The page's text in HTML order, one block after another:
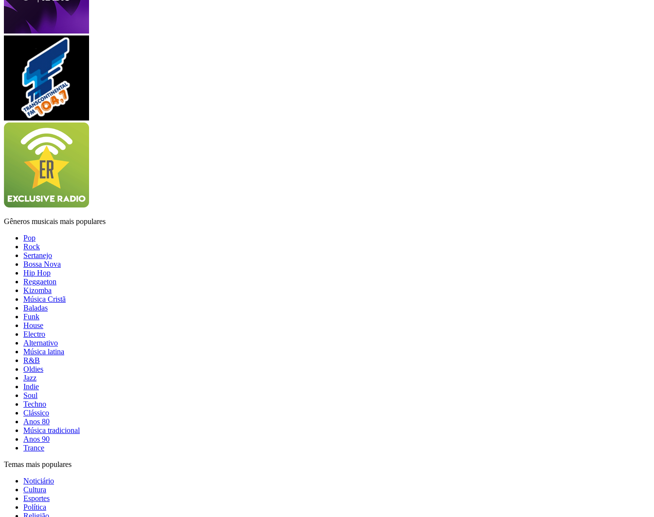
Gêneros musicais mais populares
Pop
Rock
Sertanejo
Bossa Nova
Hip Hop
Reggaeton
Kizomba
Música Cristã
Baladas
Funk
House
Electro
Alternativo
Música latina
R&B
Oldies
Jazz
Indie
Soul
Techno
Clássico
Anos 80
Música tradicional
Anos 90
Trance
Temas mais populares
Noticiário
Cultura
Esportes
Política